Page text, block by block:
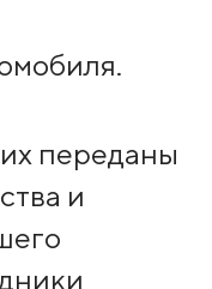
переданы
и